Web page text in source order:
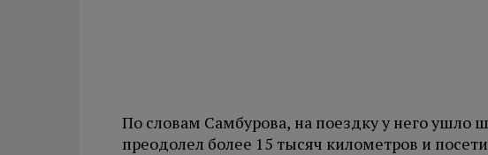
По словам Самбурова, на поездку у него ушло
преодолел более 15 тысяч километров и